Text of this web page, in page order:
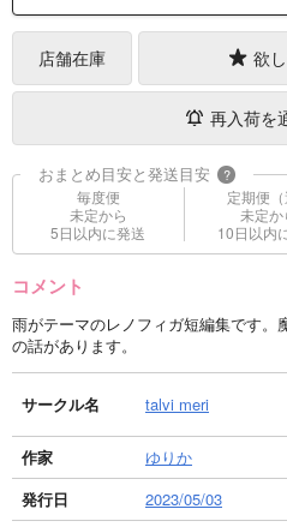
店舗在庫 欲
再入荷を
おまとめ目安と発送目安 ?
毎度便
未定から
5日以内に発送
定期便
未定か
10日以内
コメント
雨がテーマのレノフィガ短編集です。
の話があります。
サークル名 talvi meri
作家
ゆりか
発行日
2023/05/03